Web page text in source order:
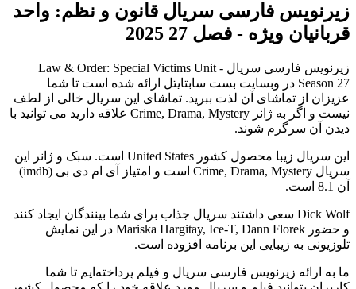
زیرنویس فارسی سریال قانون و نظم: واحد
قربانیان ویژه - فصل 27 2025
زیرنویس فارسی سریال Law & Order: Special Victims Unit -
Season 27 در وبسایت بست سابتایتل ارائه شده است تا شما
عزیزان از تماشای آن لذت ببرید. تماشای این سریال خالی از لطف
نیست و اگر به ژانر Crime, Drama, Mystery علاقه دارید می توانید با
دیدن آن سرگرم شوند.
این سریال زیبا محصول کشور United States است. سبک و ژانر این
سریال Crime, Drama, Mystery است و امتیاز آی ام دی بی (imdb)
آن 8.1 است.
Dick Wolf سعی داشتند سریال جذاب برای شما بینندگان ایجاد کنند
و حضور Mariska Hargitay, Ice-T, Dann Florek در این نمایش
تلوزیونی به زیبایی این برنامه افزوده است.
ما به ارائه زیرنویس فارسی سریال و فیلم پرداخته‌ایم تا شما